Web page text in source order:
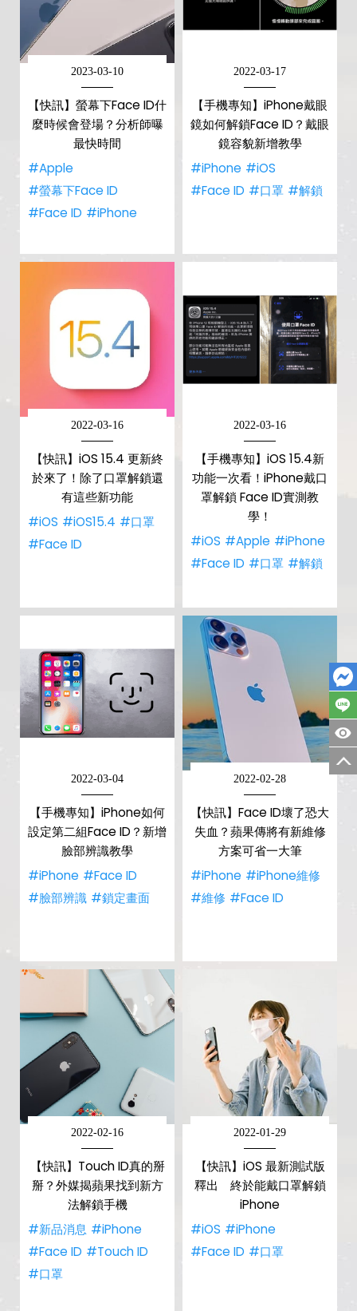
2023-03-10
【快訊】螢幕下Face ID什
麼時候會登場？分析師曝
最快時間
#Apple
#螢幕下Face ID
#Face ID #iPhone
2022-03-17
【手機專知】iPhone戴眼
鏡如何解鎖Face ID？戴眼
鏡容貌新增教學
#iPhone #iOS
#Face ID #口罩 #解鎖
2022-03-16
【快訊】iOS 15.4 更新終
於來了！除了口罩解鎖還
有這些新功能
#iOS #iOS15.4 #口罩
#Face ID
2022-03-16
【手機專知】iOS 15.4新
功能一次看！iPhone戴口
罩解鎖 Face ID實測教
學！
#iOS #Apple #iPhone
#Face ID #口罩 #解鎖
2022-03-04
【手機專知】iPhone如何
設定第二組Face ID？新增
臉部辨識教學
#iPhone #Face ID
#臉部辨識 #鎖定畫面
2022-02-28
【快訊】Face ID壞了恐大
失血？蘋果傳將有新維修
方案可省一大筆
#iPhone #iPhone維修
#維修 #Face ID
2022-02-16
【快訊】Touch ID真的掰
掰？外媒揭蘋果找到新方
法解鎖手機
#新品消息 #iPhone
#Face ID #Touch ID
#口罩
2022-01-29
【快訊】iOS 最新測試版
釋出 終於能戴口罩解鎖
iPhone
#iOS #iPhone
#Face ID #口罩